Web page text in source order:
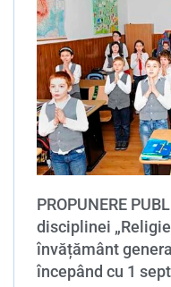
PROPUNERE
disciplinei
învățământ
începând cu 1